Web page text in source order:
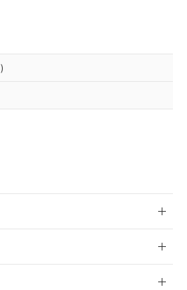
の共同利用者が、当社の製
に関するお客様との取
さい。
利用者とは、"個人情報
書をダウンロードするこ
10物質）の非含有証明書
対応完了までの期間は出
が混在することから備考
応品への在庫切替を完了
、特段のことがない限
日より割愛しておりま